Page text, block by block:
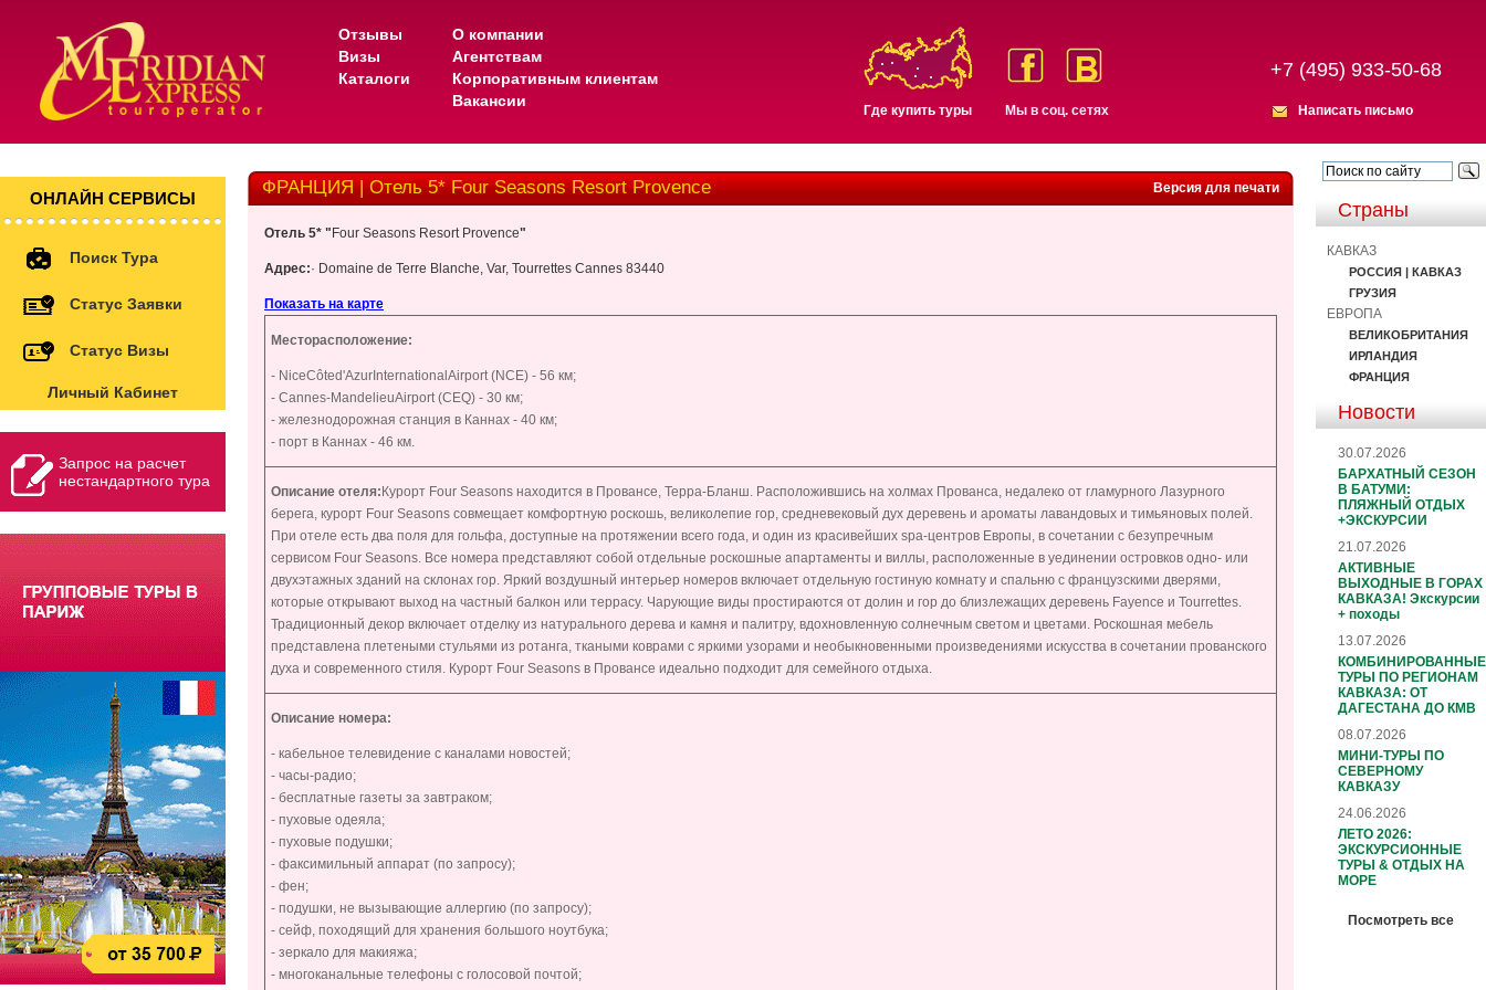
Отзывы
Визы
Каталоги
О компании
Агентствам
Корпоративным клиентам
Вакансии
Где купить туры Мы в соц. сетях
+7 (495) 933-50-68
Написать письмо
ОНЛАЙН СЕРВИСЫ
Поиск Тура
Статус Заявки
Статус Визы
Личный Кабинет
Запрос на расчет
нестандартного тура
Версия для печати
ФРАНЦИЯ | Отель 5* Four Seasons Resort Provence
Отель 5* " Four Seasons Resort Provence"
Адрес:· Domaine de Terre Blanche, Var, Tourrettes Cannes 83440
Показать на карте
Месторасположение:
- NiceCôted'Azur International Airport(NCE) - 56 км;
- Cannes-MandelieuAirport(CEQ) - 30 км;
- железнодорожная станция в Каннах - 40 км;
- порт в Каннах - 46 км.
Описание отеля: Курорт Four Seasons находится в Провансе, Терра-Бланш. Расположившись на холмах Прованса, недалеко от гламурного Лазурного
берега, курорт Four Seasons совмещает комфортную роскошь, великолепие гор, средневековый дух деревень и ароматы лавандовых и тимьяновых полей.
При отеле есть два поля для гольфа, доступные на протяжении всего года, и один из красивейших spa-центров Европы, в сочетании с безупречным
сервисом Four Seasons. Все номера представляют собой отдельные роскошные апартаменты и виллы, расположенные в уединении островков одно- или
двухэтажных зданий на склонах гор. Яркий воздушный интерьер номеров включает отдельную гостиную комнату и спальню с французскими дверями,
которые открывают выход на частный балкон или террасу. Чарующие виды простираются от долин и гор до близлежащих деревень Fayence и Tourrettes.
Традиционный декор включает отделку из натурального дерева и камня и палитру, вдохновленную солнечным светом и цветами. Роскошная мебель
представлена плетеными стульями из ротанга, ткаными коврами с яркими узорами и необыкновенными произведениями искусства в сочетании прованского
духа и современного стиля. Курорт Four Seasons в Провансе идеально подходит для семейного отдыха.
Описание номера:
- кабельное телевидение с каналами новостей;
- часы-радио;
- бесплатные газеты за завтраком;
- пуховые одеяла;
- пуховые подушки;
- факсимильный аппарат (по запросу);
- фен;
- подушки, не вызывающие аллергию (по запросу);
- сейф, походящий для хранения большого ноутбука;
- зеркало для макияжа;
- многоканальные телефоны с голосовой почтой;
Страны
КАВКАЗ
РОССИЯ | КАВКАЗ
ГРУЗИЯ
ЕВРОПА
ВЕЛИКОБРИТАНИЯ
ИРЛАНДИЯ
ФРАНЦИЯ
Новости
30.07.2026
БАРХАТНЫЙ СЕЗОН
В БАТУМИ:
ПЛЯЖНЫЙ ОТДЫХ
+ЭКСКУРСИИ
21.07.2026
АКТИВНЫЕ
ВЫХОДНЫЕ В ГОРАХ
КАВКАЗА! Экскурсии
+ походы
13.07.2026
КОМБИНИРОВАННЫЕ
ТУРЫ ПО РЕГИОНАМ
КАВКАЗА: ОТ
ДАГЕСТАНА ДО КМВ
08.07.2026
МИНИ-ТУРЫ ПО
СЕВЕРНОМУ
КАВКАЗУ
24.06.2026
ЛЕТО 2026:
ЭКСКУРСИОННЫЕ
ТУРЫ & ОТДЫХ НА
МОРЕ
Посмотреть все